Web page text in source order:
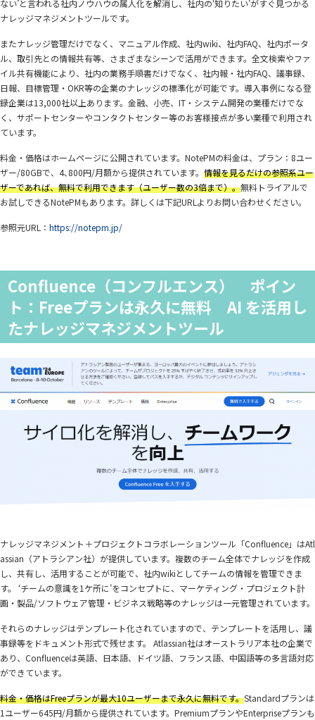
ない’と言われる社内ノウハウの属人化を解消し、社内の‘知りたい’がすぐ見つかる
ナレッジマネジメントツールです。
またナレッジ管理だけでなく、マニュアル作成、社内wiki、社内FAQ、社内ポータ
ル、取引先との情報共有等、さまざまなシーンで活用ができます。全文検索やファ
イル共有機能により、社内の業務手順書だけでなく、社内報・社内FAQ、議事録、
日報、目標管理・OKR等の企業のナレッジの標準化が可能です。導入事例になる登
録企業は13,000社以上あります。金融、小売、IT・システム開発の業種だけでな
く、サポートセンターやコンタクトセンター等のお客様接点が多い業種で利用され
ています。
料金・価格はホームページに公開されています。NotePMの料金は、プラン：8ユー
ザー/80GBで、4､800円/月額から提供されています。 情報を見るだけの参照系ユー
ザーであれば、無料で利用できます（ユーザー数の3倍まで）。無料トライアルで
お試しできるNotePMもあります。詳しくは下記URLよりお問い合わせください。
参照元URL： https://notepm.jp/
Confluence（コンフルエンス） ポイン
ト：Freeプランは永久に無料 AI を活用し
たナレッジマネジメントツール
ナレッジマネジメント＋プロジェクトコラボレーションツール「Confluence」はAtl
assian（アトラシアン社）が提供しています。複数のチーム全体でナレッジを作成
し、共有し、活用することが可能で、社内wikiとしてチームの情報を管理できま
す。 ‘チームの意識を1ケ所に’をコンセプトに、マーケティング・プロジェクト計
画・製品/ソフトウェア管理・ビジネス戦略等のナレッジは一元管理されています。
それらのナレッジはテンプレート化されていますので、テンプレートを活用し、議
事録等をドキュメント形式で残せます。 Atlassian社はオーストラリア本社の企業で
あり、Confluenceは英語、日本語、ドイツ語、フランス語、中国語等の多言語対応
ができています。
料金・価格はFreeプランが最大10ユーザーまで永久に無料です。Standardプランは
1ユーザー645円/月額から提供されています。PremiumプランやEnterpriseプランも